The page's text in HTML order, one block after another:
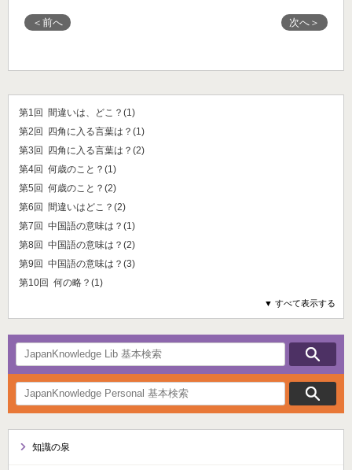
＜前へ 次へ＞
第1回 間違いは、どこ？(1)
第2回 四角に入る言葉は？(1)
第3回 四角に入る言葉は？(2)
第4回 何歳のこと？(1)
第5回 何歳のこと？(2)
第6回 間違いはどこ？(2)
第7回 中国語の意味は？(1)
第8回 中国語の意味は？(2)
第9回 中国語の意味は？(3)
第10回 何の略？(1)
▼ すべて表示する
知識の泉